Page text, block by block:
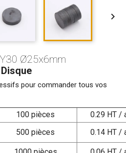

Ø25x6mm
pour commander tous vos
100 pièces
0.29 HT /
500 pièces 0.14 HT /